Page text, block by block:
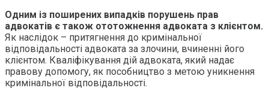
Одним із поширених випадків порушень прав
адвокатів є також ототожнення адвоката з клієнтом.
Як наслідок – притягнення до кримінальної
відповідальності адвоката за злочини, вчиненні його
клієнтом. Кваліфікування дій адвоката, який надає
правову допомогу, як пособництво з метою уникнення
кримінальної відповідальності.